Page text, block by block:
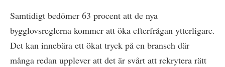
Samtidigt bedömer 63 procent att de nya
bygglovsreglerna kommer att öka efterfrågan ytterligare.
Det kan innebära ett ökat tryck på en bransch där
många redan upplever att det är svårt att rekrytera rätt